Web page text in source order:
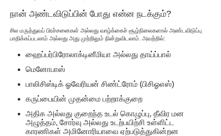
நான் அண்டவிடுப்பின் போது என்ன நடக்கும்?
சில மருத்துவப் பிரச்சனைகள் அல்லது வாழ்க்கைச் சூழ்நிலைகளால் அண்டவிடுப்பு
பாதிக்கப்படலாம் அல்லது அது முற்றிலும் நின்றுவிடலாம். அவற்றில்:
ஹைப்பர்பிரோலாக்டினீமியா அல்லது தாய்ப்பால்
மெனோபாஸ்
பாலிசிஸ்டிக் ஓவேரியன் சிண்ட்ரோம் (பிசிஓஎஸ்)
கருப்பையின் முதன்மை பற்றாக்குறை
அதிக அல்லது குறைந்த உடல் கொழுப்பு, தீவிர மன
அழுத்தம், சோர்வு அல்லது உடற்பயிற்சி உள்ளிட்ட
காரணிகள் அமினோரியாவை ஏற்படுத்துகின்றன